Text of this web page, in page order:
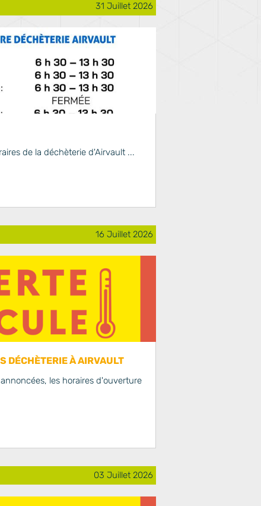
31 Juillet 2026
de la déchèterie d'Airvault ...
16 Juillet 2026
DÉCHÈTERIE À AIRVAULT
les horaires d'ouverture
03 Juillet 2026